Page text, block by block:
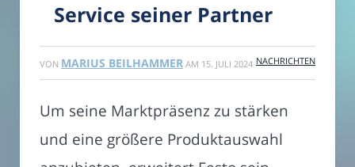
Service seiner Partner
VON MARIUS BEILHAMMER AM 15. JULI 2024 NACHRICHTEN
Um seine Marktpräsenz zu stärken
und eine größere Produktauswahl